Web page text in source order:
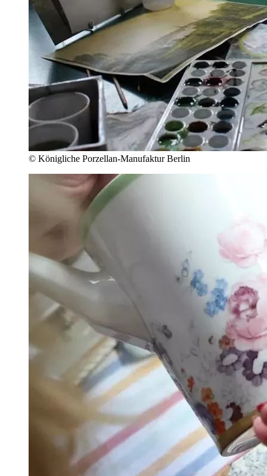
© Königliche Porzellan-Manufaktur Berlin